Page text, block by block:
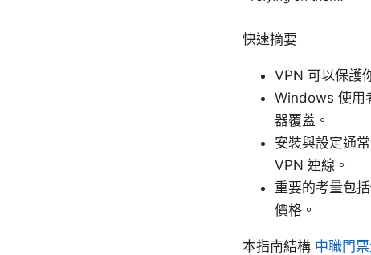
快速摘要
VPN 可以保護
Windows 使用
器覆蓋。
安裝與設定通
VPN 連線。
重要的考量包
價格。
本指南結構 中職門